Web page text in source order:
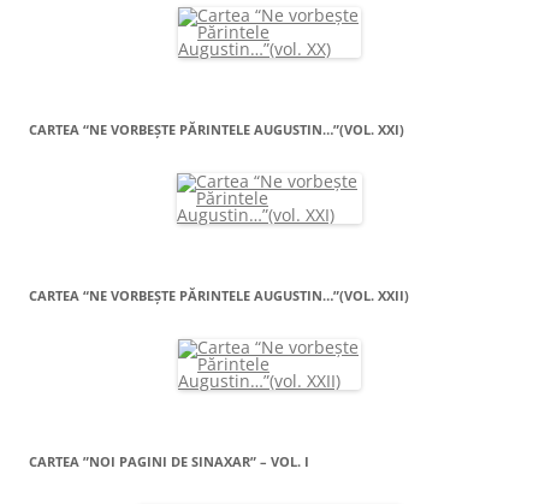
CARTEA “NE VORBEŞTE PĂRINTELE AUGUSTIN…”(VOL. XXI)
CARTEA “NE VORBEŞTE PĂRINTELE AUGUSTIN…”(VOL. XXII)
CARTEA ”NOI PAGINI DE SINAXAR” – VOL. I